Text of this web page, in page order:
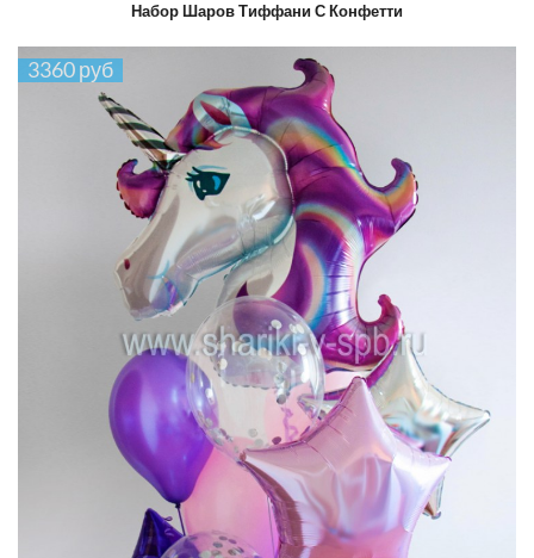
Набор Шаров Тиффани С Конфетти
3360 руб